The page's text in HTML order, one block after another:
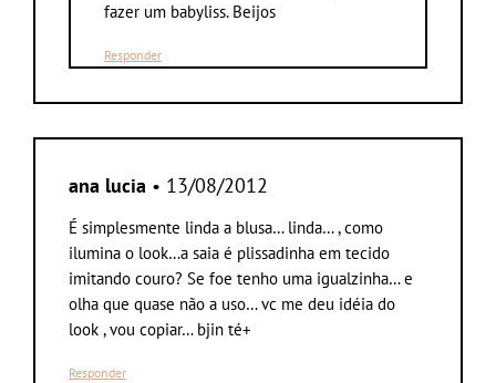
fazer um babyliss. Beijos
Responder
ana lucia • 13/08/2012
É simplesmente linda a blusa… linda… , como
ilumina o look…a saia é plissadinha em tecido
imitando couro? Se foe tenho uma igualzinha… e
olha que quase não a uso… vc me deu idéia do
look , vou copiar… bjin té+
Responder